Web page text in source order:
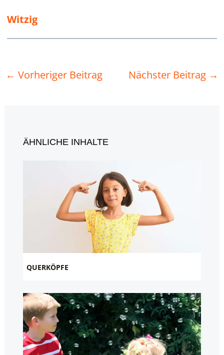
Witzig
← Vorheriger Beitrag Nächster Beitrag →
ÄHNLICHE INHALTE
QUERKÖPFE